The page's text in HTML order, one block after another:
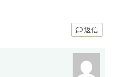
返信